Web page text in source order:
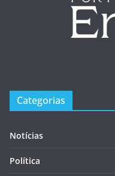
Categorias
Notícias
Política